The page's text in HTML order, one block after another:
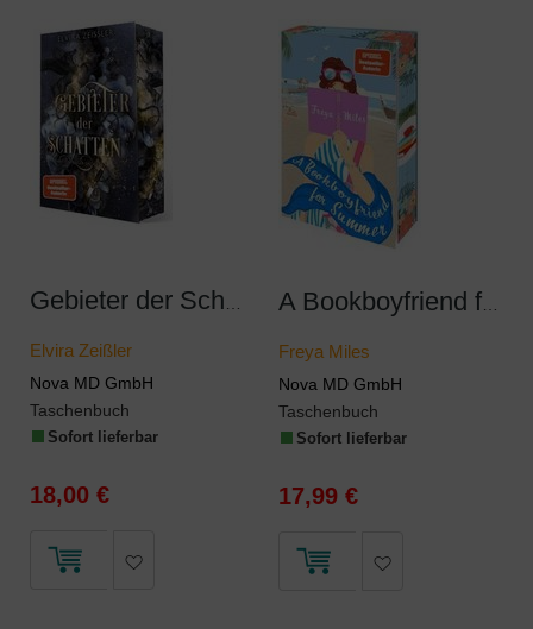
Elvira Zeißler
Nova MD GmbH
Taschenbuch
Sofort lieferbar
18,00 €
A Bookboyfriend for Summer
Freya Miles
Nova MD GmbH
Taschenbuch
Sofort lieferbar
17,99 €